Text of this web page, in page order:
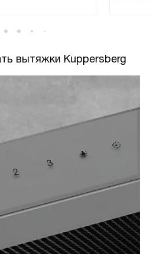
вытяжки Kuppersberg